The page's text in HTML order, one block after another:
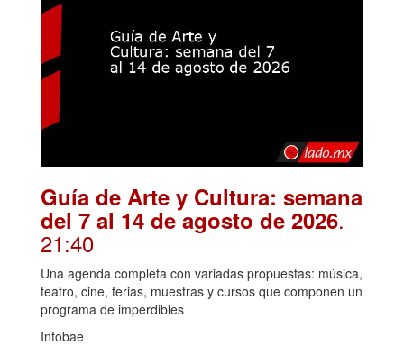
Guía de Arte y Cultura: semana
del 7 al 14 de agosto de 2026.
21:40
Una agenda completa con variadas propuestas: música,
teatro, cine, ferias, muestras y cursos que componen un
programa de imperdibles
Infobae